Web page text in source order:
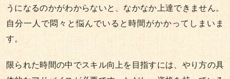
うになるのかがわからないと、なかなか上達できません。
自分一人で悶々と悩んでいると時間がかかってしまいま
す。
限られた時間の中でスキル向上を目指すには、やり方の具